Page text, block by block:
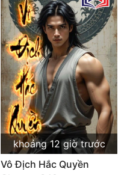
khoảng 12 giờ trước
Vô Địch Hắc Quyền